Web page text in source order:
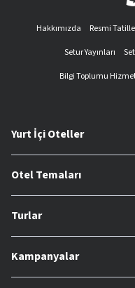
Hakkımızda Resmi
Setur Yayınları
Bilgi Toplumu
Yurt İçi Oteller
Otel Temaları
Turlar
Kampanyalar